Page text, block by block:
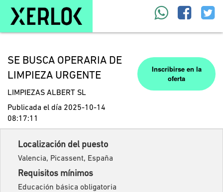
SE BUSCA OPERARIA DE
LIMPIEZA URGENTE
LIMPIEZAS ALBERT SL
Publicada el día 2025-10-14
08:17:11
Inscribirse en la
oferta
Localización del puesto
Valencia, Picassent, España
Requisitos mínimos
Educación básica obligatoria